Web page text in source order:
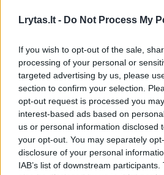
Lrytas.lt - Do Not Process My
If you wish to opt-out of the sale,
processing of your personal or
targeted advertising by us, please
section to confirm your selection.
opt-out request is processed you
interest-based ads based on
us or personal information disclosed
your opt-out. You may separately
disclosure of your personal
IAB’s list of downstream
Susiję straipsniai